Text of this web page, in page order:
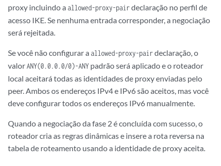
proxy incluindo a allowed-proxy-pairdeclaração no perfil de
acesso IKE. Se nenhuma entrada corresponder, a negociação
será rejeitada.
Se você não configurar a allowed-proxy-pairdeclaração, o
valorANY(0.0.0.0/0)-ANY padrão será aplicado e o roteador
local aceitará todas as identidades de proxy enviadas pelo
peer. Ambos os endereços IPv4 e IPv6 são aceitos, mas você
deve configurar todos os endereços IPv6 manualmente.
Quando a negociação da fase 2 é concluída com sucesso, o
roteador cria as regras dinâmicas e insere a rota reversa na
tabela de roteamento usando a identidade de proxy aceita.